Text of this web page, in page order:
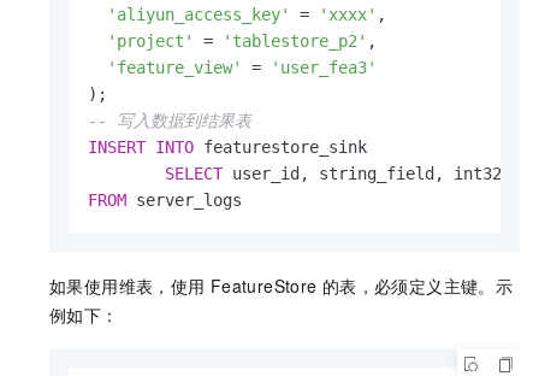
'aliyun_access_key'
= 'xxxx' ,
'project'
= 'tablestore_p2' ,
'feature_view'
=
'user_fea3'
-- 写入数据到结果表
INSERT INTO featurestore_sink
SELECT
FROM
如果使用维表，使用 FeatureStore 的表，必须定义主键。示
例如下：